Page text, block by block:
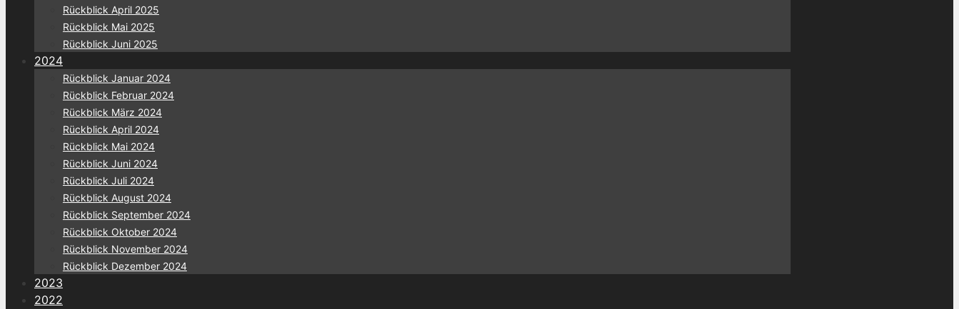
Rückblick April 2025
Rückblick Mai 2025
Rückblick Juni 2025
2024
Rückblick Januar 2024
Rückblick Februar 2024
Rückblick März 2024
Rückblick April 2024
Rückblick Mai 2024
Rückblick Juni 2024
Rückblick Juli 2024
Rückblick August 2024
Rückblick September 2024
Rückblick Oktober 2024
Rückblick November 2024
Rückblick Dezember 2024
2023
2022